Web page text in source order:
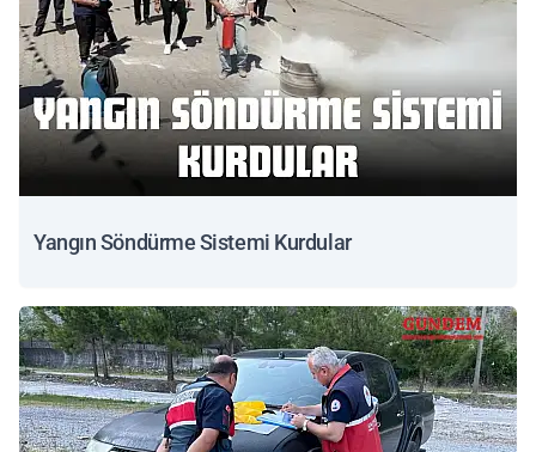
Yangın Söndürme Sistemi Kurdular